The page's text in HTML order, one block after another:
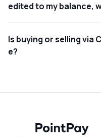
edited to my balance,
Is buying or selling via
e?